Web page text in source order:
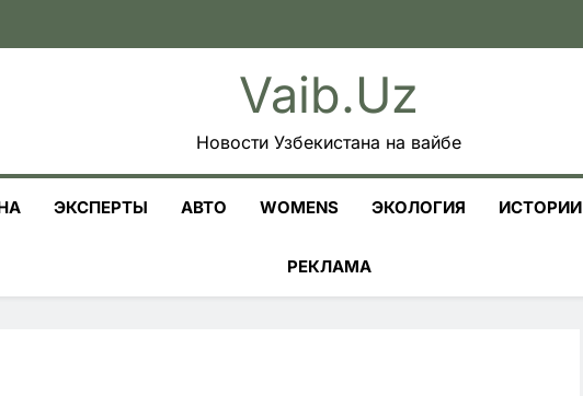
Vaib.uz
Новости Узбекистана на вайбе
ЭКСПЕРТЫ АВТО WOMENS ЭКОЛОГИЯ ИСТОРИИ
РЕКЛАМА